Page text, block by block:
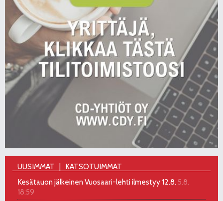
UUSIMMAT
KATSOTUIMMAT
Kesätauon jälkeinen Vuosaari-lehti ilmestyy 12.8. 5.8.
18:59